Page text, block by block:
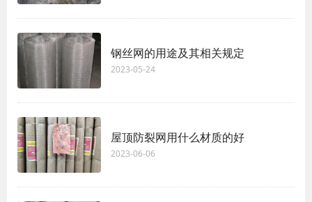
钢丝网的用途及其相关规定
2023-05-24
屋顶防裂网用什么材质的好
2023-06-06